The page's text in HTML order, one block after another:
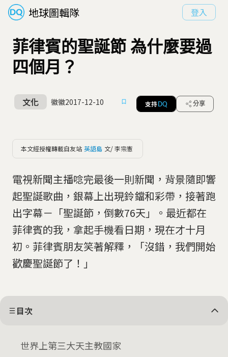
地球圖輯隊 登入
菲律賓的聖誕節 為什麼要過
四個月？
文化 徽徽2017-12-10 支持 DQ 分享
本文經授權轉載自友站 英語島 文/ 李宗憲
電視新聞主播唸完最後一則新聞，背景隨即響
起聖誕歌曲，銀幕上出現鈴鐺和彩帶，接著跑
出字幕－「聖誕節，倒數76天」。最近都在
菲律賓的我，拿起手機看日期，現在才十月
初。菲律賓朋友笑著解釋，「沒錯，我們開始
歡慶聖誕節了！」
目次
世界上第三大天主教國家